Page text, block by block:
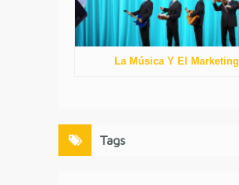
La Música Y El Marketing
Tags